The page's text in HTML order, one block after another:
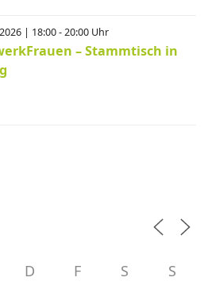
| 18:00 - 20:00 Uhr
– Stammtisch in
D F S S